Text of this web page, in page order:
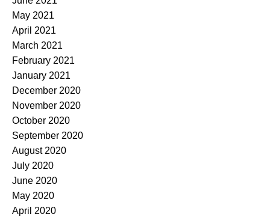
May 2021
April 2021
March 2021
February 2021
January 2021
December 2020
November 2020
October 2020
September 2020
August 2020
July 2020
June 2020
May 2020
April 2020